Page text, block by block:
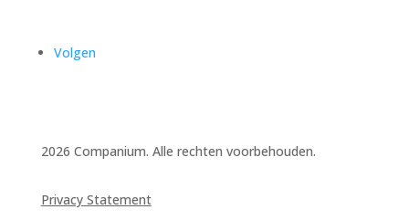
Volgen
2026 Companium. Alle rechten voorbehouden.
Privacy Statement